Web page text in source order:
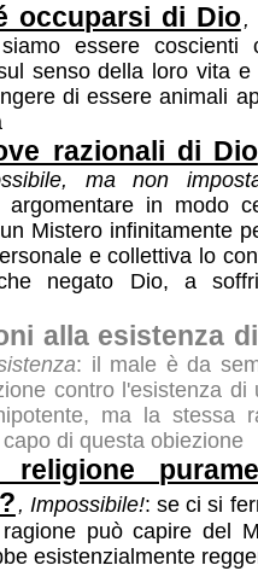
occuparsi di Dio,
essere coscienti
senso della loro vita e
di essere animali
razionali di Dio
ma non
argomentare in modo
Mistero infinitamente
e collettiva lo
negato Dio, a
alla esistenza
: il male è da
contro l'esistenza di
ma la stessa
di questa obiezione
religione
, Impossibile!: se ci si
può capire del
esistenzialmente